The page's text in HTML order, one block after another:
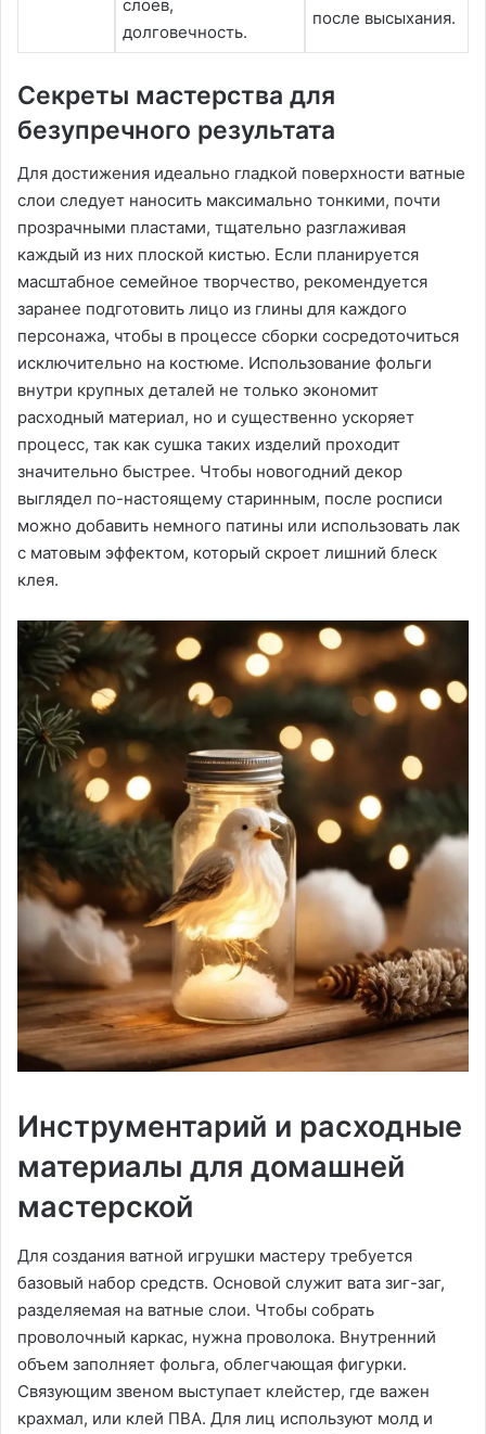
слоев,
долговечность.
после высыхания.
Секреты мастерства для
безупречного результата
Для достижения идеально гладкой поверхности ватные
слои следует наносить максимально тонкими, почти
прозрачными пластами, тщательно разглаживая
каждый из них плоской кистью. Если планируется
масштабное семейное творчество, рекомендуется
заранее подготовить лицо из глины для каждого
персонажа, чтобы в процессе сборки сосредоточиться
исключительно на костюме. Использование фольги
внутри крупных деталей не только экономит
расходный материал, но и существенно ускоряет
процесс, так как сушка таких изделий проходит
значительно быстрее. Чтобы новогодний декор
выглядел по-настоящему старинным, после росписи
можно добавить немного патины или использовать лак
с матовым эффектом, который скроет лишний блеск
клея.
Инструментарий и расходные
материалы для домашней
мастерской
Для создания ватной игрушки мастеру требуется
базовый набор средств. Основой служит вата зиг-заг,
разделяемая на ватные слои. Чтобы собрать
проволочный каркас, нужна проволока. Внутренний
объем заполняет фольга, облегчающая фигурки.
Связующим звеном выступает клейстер, где важен
крахмал, или клей ПВА. Для лиц используют молд и